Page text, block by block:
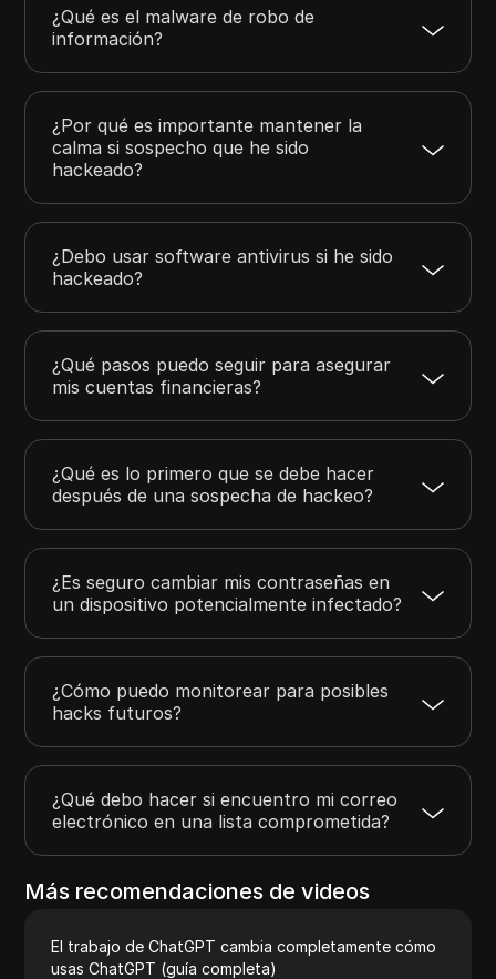
¿Qué es el malware de robo de
información?
¿Por qué es importante mantener la
calma si sospecho que he sido
hackeado?
¿Debo usar software antivirus si he sido
hackeado?
¿Qué pasos puedo seguir para asegurar
mis cuentas financieras?
¿Qué es lo primero que se debe hacer
después de una sospecha de hackeo?
¿Es seguro cambiar mis contraseñas en
un dispositivo potencialmente infectado?
¿Cómo puedo monitorear para posibles
hacks futuros?
¿Qué debo hacer si encuentro mi correo
electrónico en una lista comprometida?
Más recomendaciones de videos
El trabajo de ChatGPT cambia completamente cómo
usas ChatGPT (guía completa)